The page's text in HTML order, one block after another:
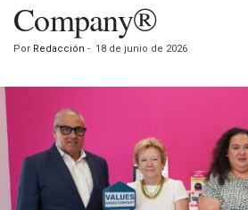
Company®
Por Redacción - 18 de junio de 2026